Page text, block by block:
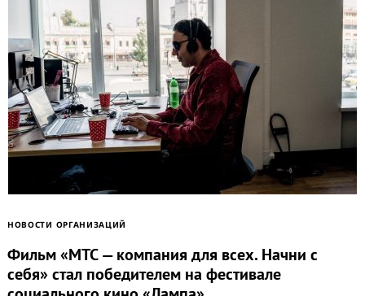
НОВОСТИ ОРГАНИЗАЦИЙ
Фильм «МТС — компания для всех. Начни с
себя» стал победителем на фестивале